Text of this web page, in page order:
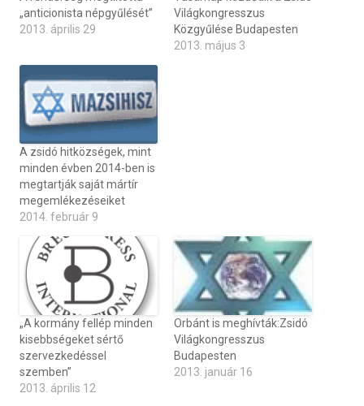
„anticionista népgyűlését”
2013. április 29
Világkongresszus
Közgyűlése Budapesten
2013. május 3
A zsidó hitközségek, mint
minden évben 2014-ben is
megtartják saját mártír
megemlékezéseiket
2014. február 9
„A kormány fellép minden
kisebbségeket sértő
szervezkedéssel
szemben”
2013. április 12
Orbánt is meghívták:Zsidó
Világkongresszus
Budapesten
2013. január 16